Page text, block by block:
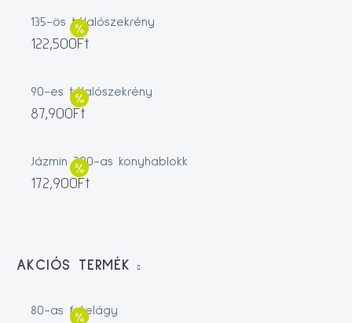
135-ös tálalószekrény
122,500Ft
90-es tálalószekrény
87,900Ft
Jázmin 200-as konyhablokk
172,900Ft
AKCIÓS TERMÉK
80-as fotelágy